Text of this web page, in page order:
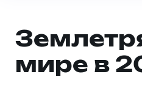
мире в